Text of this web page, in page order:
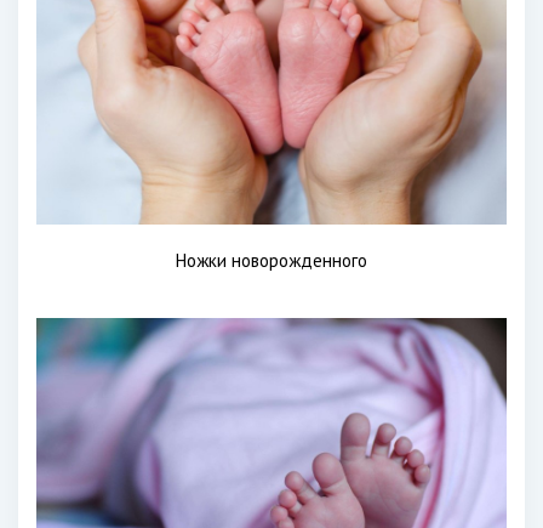
Ножки новорожденного